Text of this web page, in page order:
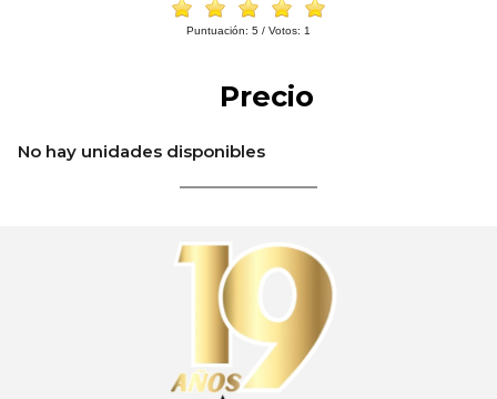
Puntuación: 5 / Votos: 1
Precio
No hay unidades disponibles